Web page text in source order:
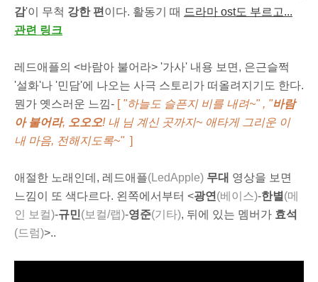
감'이 무척 강한 편 이다. 활동기 때 드라마 ost도 부르고...
관련 링크
레드애플의 <바람아 불어라> '가사' 내용 보면, 은근슬쩍
'설화'나 '민담'에 나오는 사극 스토리가 떠올려지기도 한다.
뭔가 옛스러운 느낌- [ "하늘도 슬픈지 비를 내려~" , "바람
아 불어라, 오오오! 내 님 계신 곳까지~ 애타게 그리운 이
내 마음, 전해지도록~"]
애절한 노래인데, 레드애플(LedApple) 무대 영상을 보면
느낌이 또 색다르다. 왼쪽에서부터 <광연 (베이스)-한별 (메
인 보컬)-규민(보컬/랩)-영준(기타), 뒤에 있는 멤버가 효석
(드럼)>..